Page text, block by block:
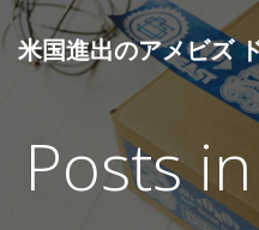
米国進出のアメビズ
Posts